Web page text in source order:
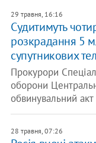
29 травня, 16:16
​Судитимуть
розкрадання 5
супутникових
Прокурори
оборони
обвинувальний
28 травня, 07:26